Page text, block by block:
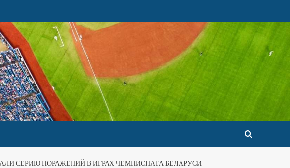
СЕРИЮ ПОРАЖЕНИЙ В ИГРАХ ЧЕМПИОНАТА БЕЛАРУСИ